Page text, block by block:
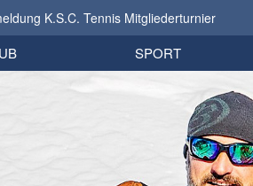
K.S.C. Tennis Mitgliederturnier
SPORT
2018